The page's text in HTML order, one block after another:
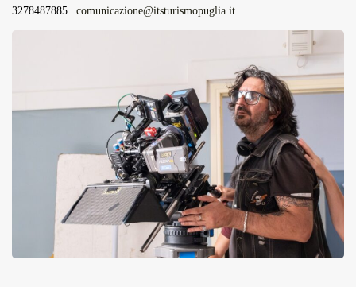
3278487885 | comunicazione@itsturismopuglia.it